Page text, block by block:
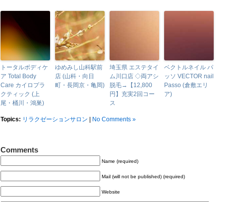
トータルボディケ
ア Total Body
Care カイロプラ
クティック (上
尾・桶川・鴻巣)
ゆめみし山科駅前
店 (山科・向日
町・長岡京・亀岡)
埼玉県 エステタイ
ム川口店 ◇両アシ
脱毛→【12,800
円】充実2回コー
ス
ベクトルネイル パ
ッソ VECTOR nail
Passo (倉敷エリ
ア)
Topics: リラクゼーションサロン No Comments »
Comments
Name (required)
Mail (will not be published) (required)
Website